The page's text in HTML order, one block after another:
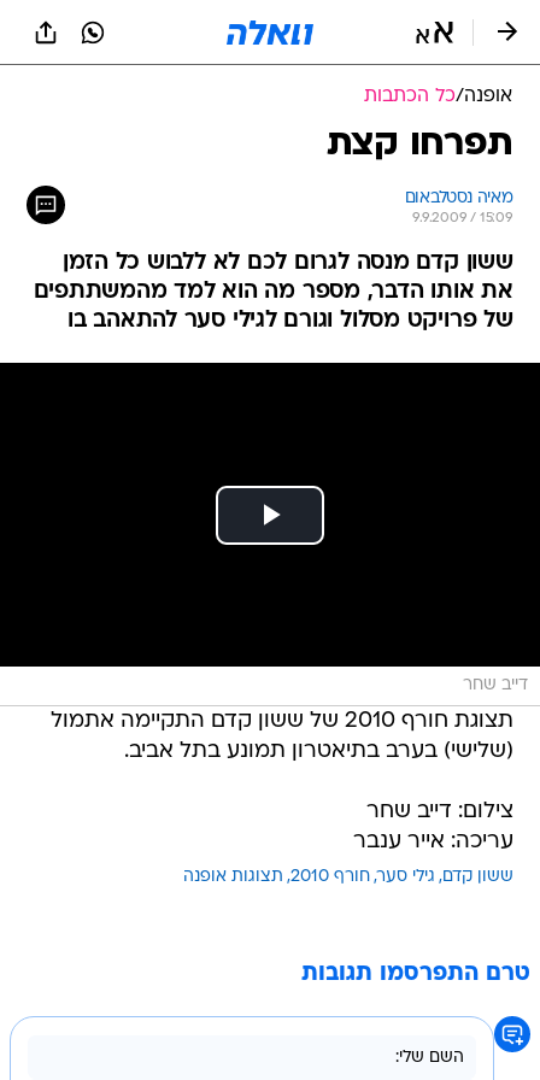
אופנה/כל הכתבות
תפרחו קצת
מאיה נסטלבאום
9.9.2009 / 15:09
ששון קדם מנסה לגרום לכם לא ללבוש כל הזמן
את אותו הדבר, מספר מה הוא למד מהמשתתפים
של פרויקט מסלול וגורם לגילי סער להתאהב בו
דייב שחר
תצוגת חורף 2010 של ששון קדם התקיימה אתמול
(שלישי) בערב בתיאטרון תמונע בתל אביב.
צילום: דייב שחר
עריכה: אייר ענבר
ששון קדם גילי סער חורף 2010 תצוגות אופנה
טרם התפרסמו תגובות